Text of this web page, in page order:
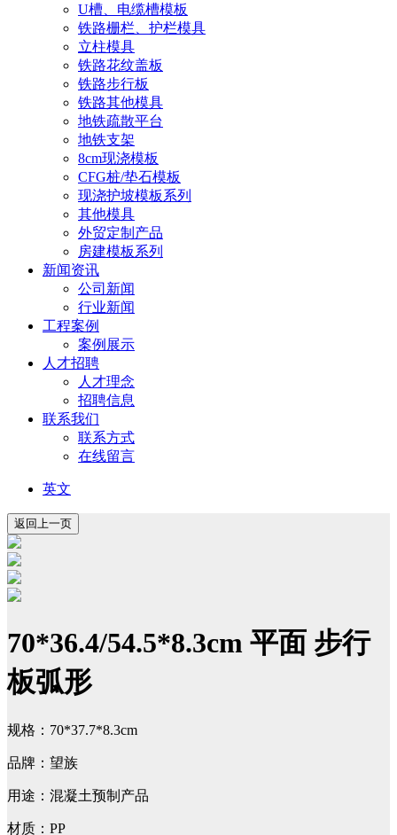
U槽、电缆槽模板
铁路栅栏、护栏模具
立柱模具
铁路花纹盖板
铁路步行板
铁路其他模具
地铁疏散平台
地铁支架
8cm现浇模板
CFG桩/垫石模板
现浇护坡模板系列
其他模具
外贸定制产品
房建模板系列
新闻资讯
公司新闻
行业新闻
工程案例
案例展示
人才招聘
人才理念
招聘信息
联系我们
联系方式
在线留言
英文
70*36.4/54.5*8.3cm 平面 步行
板弧形
规格：70*37.7*8.3cm
品牌：望族
用途：混凝土预制产品
材质：PP